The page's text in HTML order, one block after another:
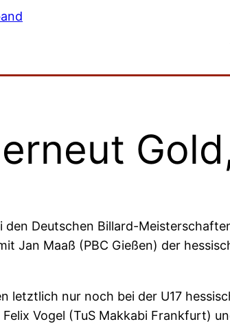
Deutschen Billard-
Jan Maaß (PBC Gießen) der
letztlich nur noch bei der U17
Vogel (TuS Makkabi Frankfurt)